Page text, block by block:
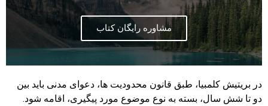
مشاوره رایگان کتاب
در بریتیش کلمبیا، طبق قانون محدودیت ها، دعوای مدنی باید بین
دو تا شش سال، بسته به نوع موضوع مورد پیگیری، اقامه شود.